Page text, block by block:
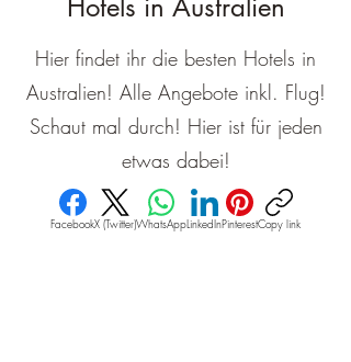
Hotels in Australien
Hier findet ihr die besten Hotels in
Australien! Alle Angebote inkl. Flug!
Schaut mal durch! Hier ist für jeden
etwas dabei!
FacebookX (Twitter)WhatsAppLinkedInPinterestCopy link